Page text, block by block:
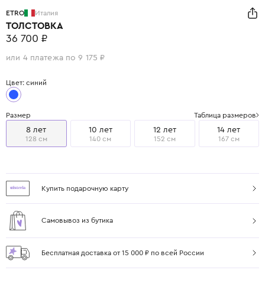
ETRO Италия
ТОЛСТОВКА
36 700 ₽
или 4 платежа по 9 175 ₽
Цвет: синий
Размер Таблица размеров
8 лет
128 см
10 лет
140 см
12 лет
152 см
14 лет
167 см
Купить подарочную карту
Самовывоз из бутика
Бесплатная доставка от 15 000 ₽ по всей России